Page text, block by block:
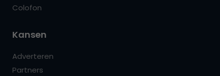
Colofon
Kansen
Adverteren
Partners